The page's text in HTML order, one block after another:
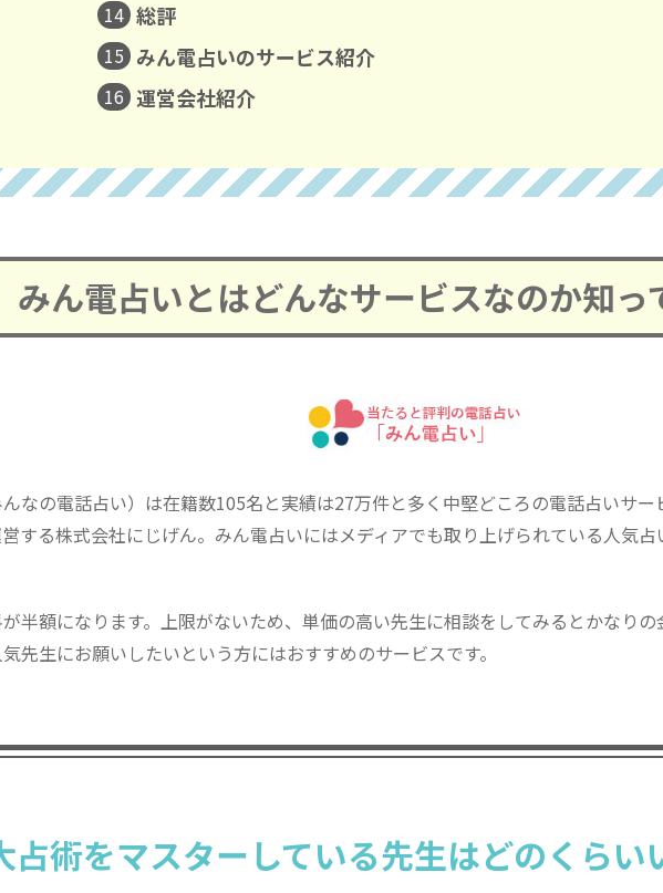
14 総評
15 みん電占いのサービス紹介
16 運営会社紹介
みん電占いとはどんなサービスなのか知っ
なの電話占い）は在籍数105名と実績は27万件と多く中堅どころの電話占いサ
する株式会社にじげん。みん電占いにはメディアでも取り上げられている人気
半額になります。上限がないため、単価の高い先生に相談をしてみるとかなり
先生にお願いしたいという方にはおすすめのサービスです。
占術をマスターしている先生はどのくらい